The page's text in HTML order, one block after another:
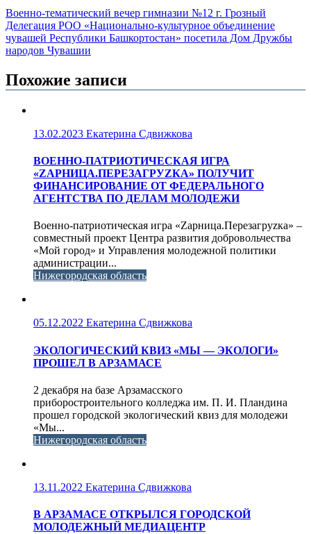
Военно-тематический вечер гимназии №12 г. Грозный
Делегация РОО «Национально-культурное объединение
чувашей Республики Башкортостан» посетила Дом Дружбы
народов Чувашии
Похожие записи
13.02.2023 Екатерина Сдвижкова
ВОЕННО-ПАТРИОТИЧЕСКАЯ ИГРА
«ZАРНИЦА.ПЕРЕЗАГРУZКА» ПОЛУЧИТ
ФИНАНСИРОВАНИЕ ОТ ФЕДЕРАЛЬНОГО
АГЕНТСТВА ПО ДЕЛАМ МОЛОДЕЖИ
Военно-патриотическая игра «Zарница.Перезагруzка» –
совместный проект Центра развития добровольчества
«Мой город» и Управления молодежной политики
администрации...
Нижегородская область
05.12.2022 Екатерина Сдвижкова
ЭКОЛОГИЧЕСКИЙ КВИЗ «МЫ — ЭКОЛОГИ»
ПРОШЕЛ В АРЗАМАСЕ
2 декабря на базе Арзамасского
приборостроительного колледжа им. П. И. Пландина
прошел городской экологический квиз для молодежи
«Мы...
Нижегородская область
13.11.2022 Екатерина Сдвижкова
В АРЗАМАСЕ ОТКРЫЛСЯ ГОРОДСКОЙ
МОЛОДЕЖНЫЙ МЕДИАЦЕНТР